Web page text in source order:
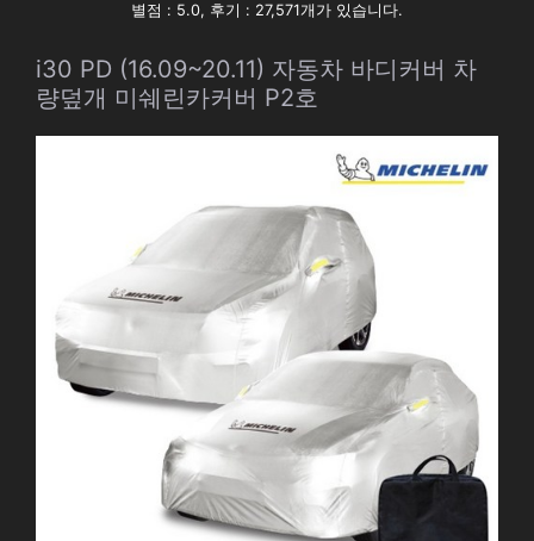
별점 : 5.0, 후기 : 27,571개가 있습니다.
i30 PD (16.09~20.11) 자동차 바디커버 차
량덮개 미쉐린카커버 P2호